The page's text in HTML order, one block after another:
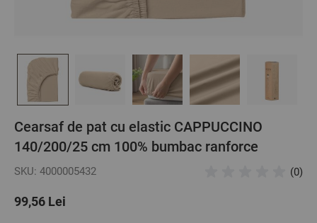
Cearsaf de pat cu elastic CAPPUCCINO
140/200/25 cm 100% bumbac ranforce
SKU: 4000005432 (0)
99,56 Lei